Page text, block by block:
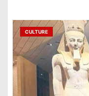
CULTURE